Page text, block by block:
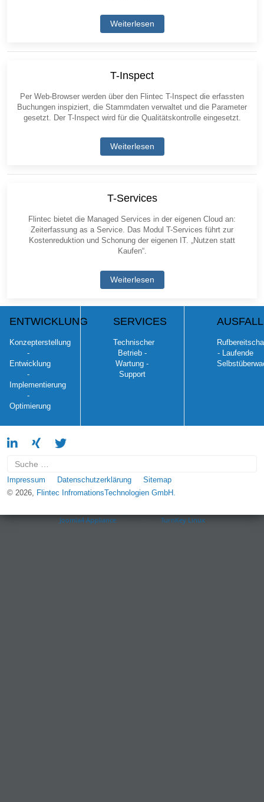
Weiterlesen
T-Inspect
Per Web-Browser werden über den Flintec T-Inspect die erfassten
Buchungen inspiziert, die Stammdaten verwaltet und die Parameter
gesetzt. Der T-Inspect wird für die Qualitätskontrolle eingesetzt.
Weiterlesen
T-Services
Flintec bietet die Managed Services in der eigenen Cloud an:
Zeiterfassung as a Service. Das Modul T-Services führt zur
Kostenreduktion und Schonung der eigenen IT. „Nutzen statt
Kaufen“.
Weiterlesen
ENTWICKLUNG
Konzepterstellung
-
Entwicklung
-
Implementierung
-
Optimierung
SERVICES
Technischer
Betrieb -
Wartung -
Support
- Laufende
Suchen
Impressum Datenschutzerklärung
Sitemap
© 2026, Flintec InfromationsTechnologien GmbH.
Joomla4 Appliance- Powered by TurnKey Linux